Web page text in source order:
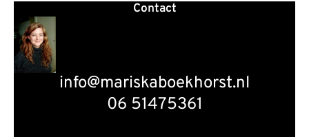
Contact
info@mariskaboekhorst.nl
06 51475361